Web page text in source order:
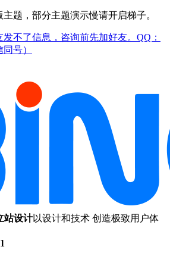
题，部分主题演示慢请开启梯子。
不了信息，咨询前先加好友。QQ：
号）
站设计以设计和技术 创造极致用户体